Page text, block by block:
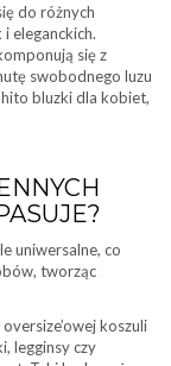
do różnych
eleganckich.
się z
swobodnego luzu
bluzki dla kobiet,
uniwersalne, co
tworząc
oversize’owej koszuli
legginsy czy